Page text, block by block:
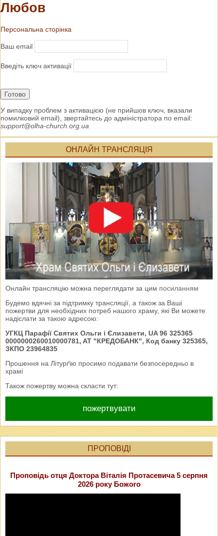
Любов
Персональна сторінка
Ваш email
Введіть ключ активації
Готово
У випадку проблем з активацією (не прийшов ключ, вказали
помилковий email), звертайтесь до адміністратора по email:
support@olha-church.org.ua
ОНЛАЙН ТРАНСЛЯЦІЯ
Онлайн трансляцію можна переглядати за цим посиланням
Будемо вдячні за підтримку трансляції, а також за Ваші
пожертви для необхідних потреб нашого храму, які Ви можете
надіслати за такою адресою:
УГКЦ Парафії Святих Ольги і Єлизавети, UA 96 325365
0000000260010000781, AT "КРЕДОБАНК", Код банку 325365,
ЗКПО 23964835
Прошення на Літурґію просимо подавати безпосередньо в
храмі
Також пожертву можна скласти тут:
пожертвувати
ПРОПОВІДІ
Проповідь отця Доктора Віталія Протасевича 5 серпня
2026 року Божого